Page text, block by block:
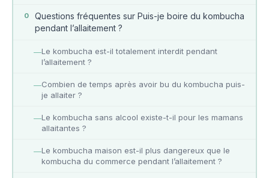
0
Questions fréquentes sur Puis-je boire du kombucha
pendant l’allaitement ?
—Le kombucha est-il totalement interdit pendant
l’allaitement ?
—Combien de temps après avoir bu du kombucha puis-
je allaiter ?
—Le kombucha sans alcool existe-t-il pour les mamans
allaitantes ?
—Le kombucha maison est-il plus dangereux que le
kombucha du commerce pendant l’allaitement ?